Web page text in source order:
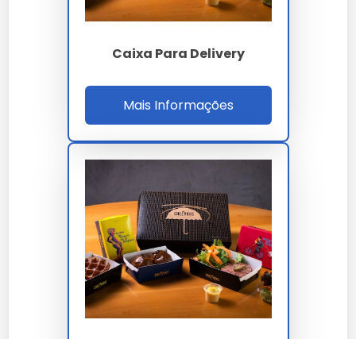
Para qualificação B2B o comprador valida prova
Pantone delta E inferior a 2,5, laudo FSC CoC,
formadora 900h, setup 30 min primeira arte, ROI
19% e SLA OTIF 98%. A auditoria cobre ISO 9001,
14001, 17025, 22000, FSC CoC, capacidade 150
t/mês personalizado, estoque 15 dias custom,
premium pricing branding, 34% fidelização
marca e 28% diferenciação competitiva.
PARÂMETRO ESPECIFICAÇÃO
Material
Kraft 300 g/m² onda
B PVOH
Caixa Para Delivery
Mais Informações